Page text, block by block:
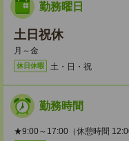
勤務曜日
土日祝休
月～金
休日休暇 土・日・祝
勤務時間
★9:00～17:00（休憩時間